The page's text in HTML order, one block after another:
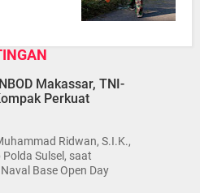
Makassar, TNI-
Perkuat
Ridwan, S.I.K.,
Sulsel, saat
Base Open Day